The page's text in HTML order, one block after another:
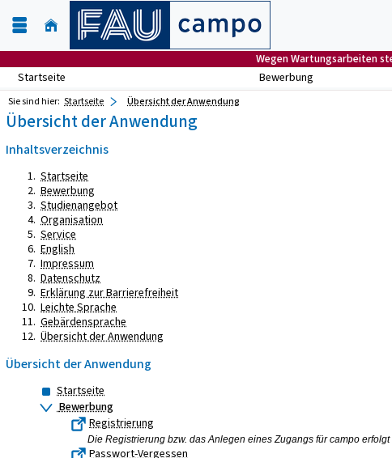
Wegen Wartungsarbeiten
Startseite
Bewerbung
Sie sind hier: Startseite Übersicht der Anwendung
Übersicht der Anwendung
Inhaltsverzeichnis
Startseite
Bewerbung
Studienangebot
Organisation
Service
English
Impressum
Datenschutz
Erklärung zur Barrierefreiheit
Leichte Sprache
Gebärdensprache
Übersicht der Anwendung
Übersicht der Anwendung
Startseite
Bewerbung
Registrierung
Die Registrierung bzw. das Anlegen eines Zugangs für campo erfolgt
Passwort-Vergessen